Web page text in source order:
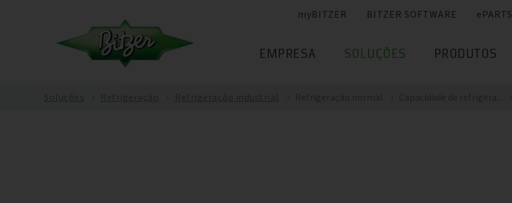
myBITZER BITZER SOFTWARE ePARTS
EMPRESA SOLUÇÕES PRODUTOS